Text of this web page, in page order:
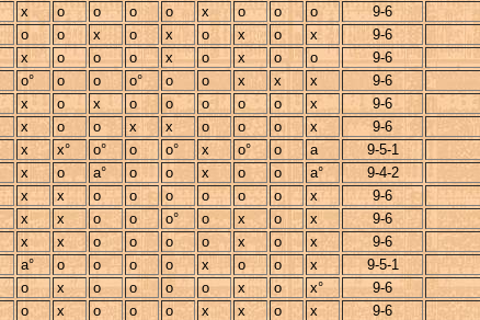
x o o o o x o o o 9-6
o o x o x o x o x 9-6
x o o o x o x o o 9-6
o° o o o° o o x x x 9-6
x o x o o o o o x 9-6
x o o x x o o o x 9-6
x x° o° o o° x o° o a 9-5-1
x o a° o o x o o a° 9-4-2
x x o o o o o o x 9-6
x x o o o° o x o x 9-6
x x o o o o x o x 9-6
a° o o o o x o o x 9-5-1
o x o o o o x o x° 9-6
o x o o o x x o x 9-6